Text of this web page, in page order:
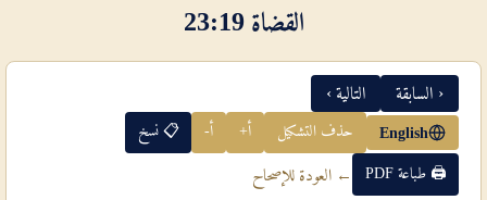
القضاة 19‏:‏23
‹ السابقة التالية ›
English حذف التشكيل أ+ أ- 📋 نسخ
🖨 طباعة PDF ← العودة للإصحاح